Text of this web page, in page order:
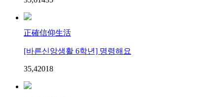
正確信仰生活
[바른신앙생활 6학년] 명령해요
35,42018